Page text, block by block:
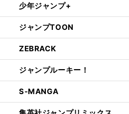
少年ジャンプ+
ジャンプTOON
ZEBRACK
ジャンプルーキー！
S-MANGA